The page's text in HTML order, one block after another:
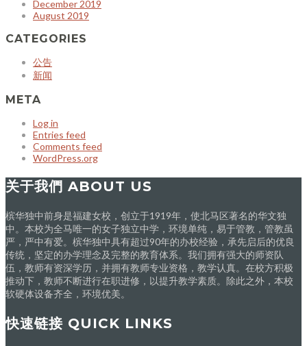
December 2019
August 2019
CATEGORIES
公告
新闻
META
Log in
Entries feed
Comments feed
WordPress.org
关于我們 ABOUT US
槟华独中前身是福建女校，创立于1919年，使北马区著名的华文独
中。本校为全马唯一的女子独立中学，环境单纯，易于管教，管教虽
严，严中有爱。槟华独中具有超过90年的办校经验，承先启后的优良
传统，坚定的办学理念及完整的教育体系。我们拥有强大的师资队
伍，教师有资深学历，并拥有教师专业资格，教学认真。在校方积极
推动下，教师不断进行在职进修，以提升教学素质。除此之外，本校
软硬体设备齐全，环境优美。
快速链接 QUICK LINKS